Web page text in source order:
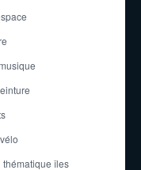
thématique îles